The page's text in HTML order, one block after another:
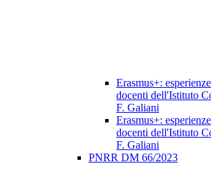
Erasmus+:
docenti dell'Istituto
F. Galiani
Erasmus+:
docenti dell'Istituto
F. Galiani
PNRR DM 66/2023